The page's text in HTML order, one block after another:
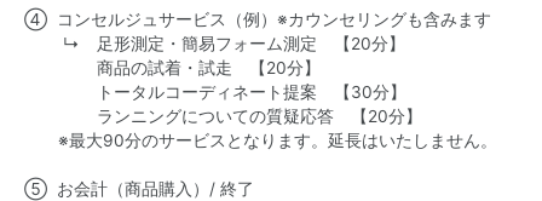
④ コンセルジュサービス（例）​※カウンセリングも含みます
↳ 足形測定・簡易フォーム測定 【20分】
​商品の試着・試走 【20分】​
トータルコーディネート提案 【30分】​
ランニングについての質疑応答 【20分】​
※最大90分のサービスとなります。延長はいたしません。
⑤ お会計（商品購入）/ 終了​